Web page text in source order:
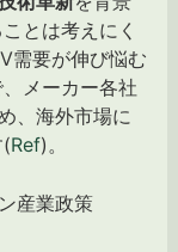
とは考えにく
需要が伸び悩む
メーカー各社
、海外市場に
Ref)。
産業政策